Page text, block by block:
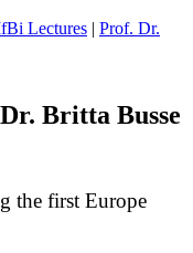
Lectures | Prof. Dr.
Britta Busse
the first Europe